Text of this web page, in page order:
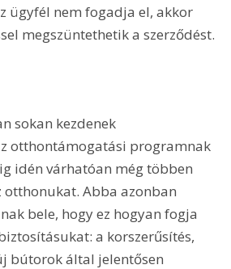
ügyfél nem fogadja el, akkor
megszüntethetik a szerződést.
sokan kezdenek
otthontámogatási programnak
idén várhatóan még többen
otthonukat. Abba azonban
bele, hogy ez hogyan fogja
a korszerűsítés,
bútorok által jelentősen